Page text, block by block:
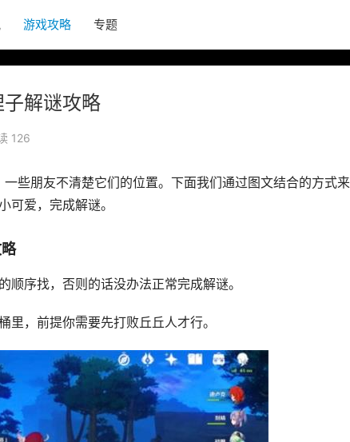
游戏攻略 专题
解谜攻略
126
些朋友不清楚它们的位置。下面我们通过图文结合的方式来
可爱，完成解谜。
序找，否则的话没办法正常完成解谜。
，前提你需要先打败丘丘人才行。